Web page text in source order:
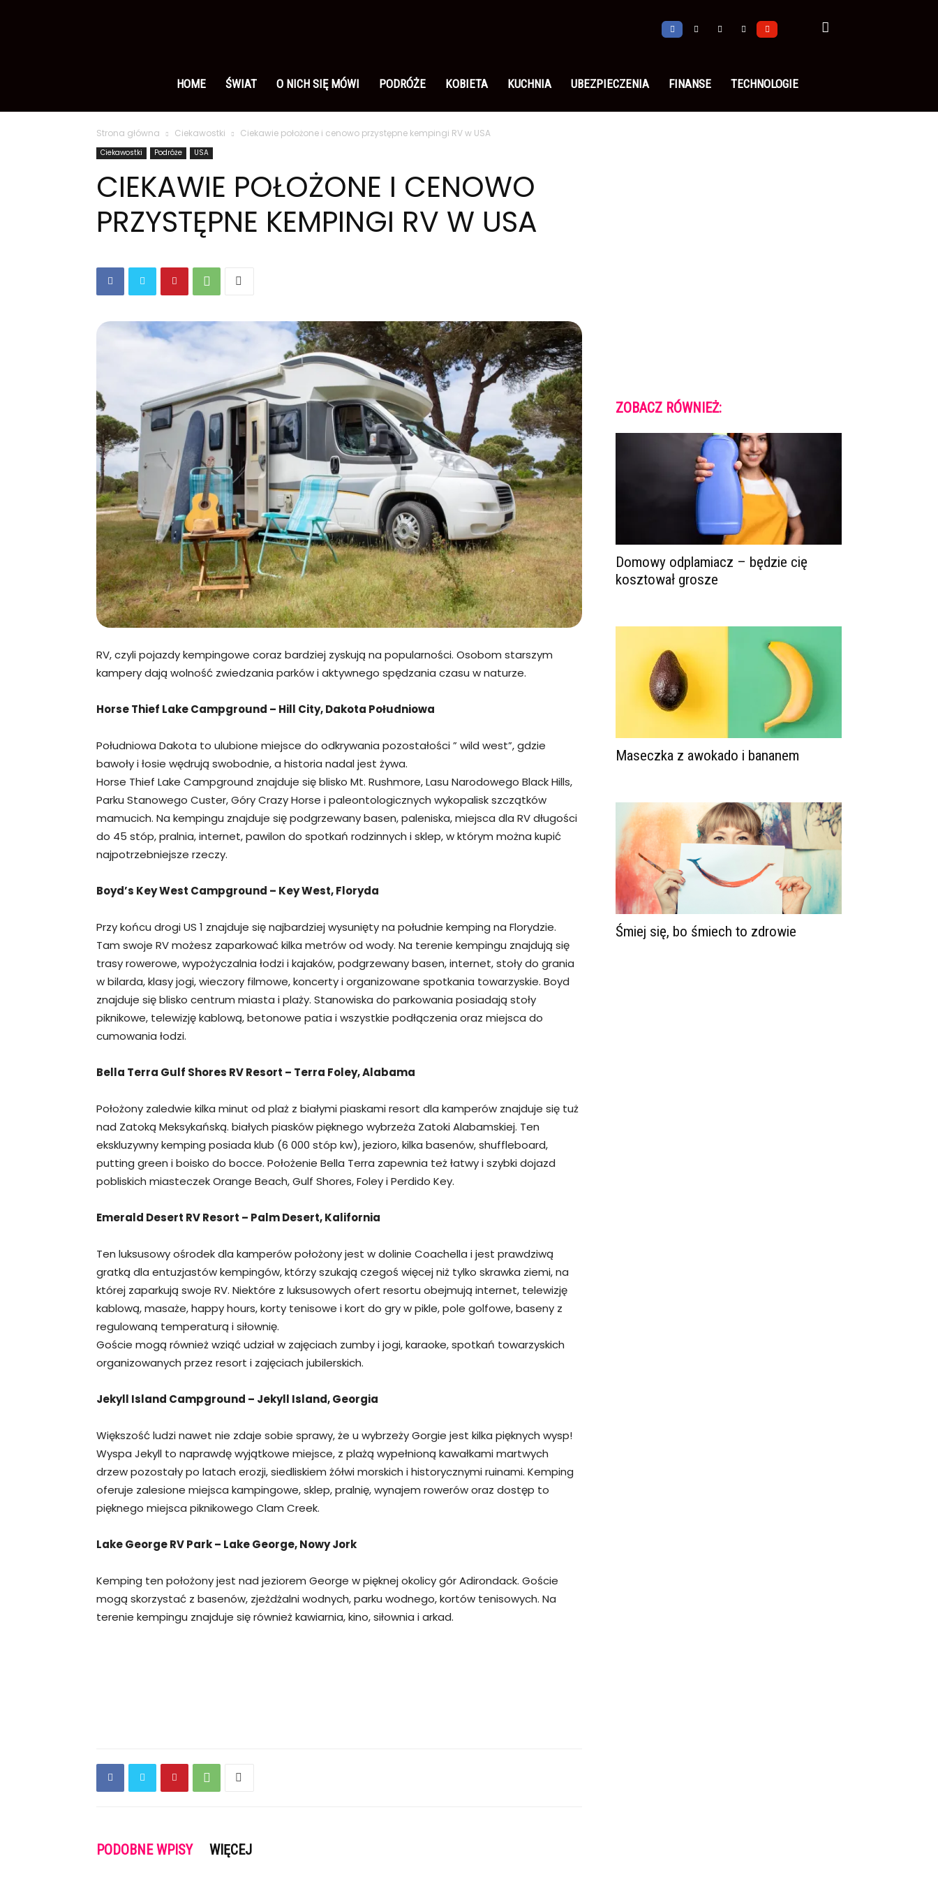
polsku
HOME ŚWIAT O NICH SIĘ MÓWI PODRÓŻE KOBIETA KUCHNIA UBEZPIECZENIA FINANSE TECHNOLOGIE
Strona główna Ciekawostki Ciekawie położone i cenowo przystępne kempingi RV w USA
Ciekawostki Podróże USA
CIEKAWIE POŁOŻONE I CENOWO
PRZYSTĘPNE KEMPINGI RV W USA
RV, czyli pojazdy kempingowe coraz bardziej zyskują na popularności. Osobom starszym
kampery dają wolność zwiedzania parków i aktywnego spędzania czasu w naturze.
Horse Thief Lake Campground – Hill City, Dakota Południowa
Południowa Dakota to ulubione miejsce do odkrywania pozostałości ” wild west”, gdzie
bawoły i łosie wędrują swobodnie, a historia nadal jest żywa.
Horse Thief Lake Campground znajduje się blisko Mt. Rushmore, Lasu Narodowego Black Hills,
Parku Stanowego Custer, Góry Crazy Horse i paleontologicznych wykopalisk szczątków
mamucich. Na kempingu znajduje się podgrzewany basen, paleniska, miejsca dla RV długości
do 45 stóp, pralnia, internet, pawilon do spotkań rodzinnych i sklep, w którym można kupić
najpotrzebniejsze rzeczy.
Boyd’s Key West Campground – Key West, Floryda
Przy końcu drogi US 1 znajduje się najbardziej wysunięty na południe kemping na Florydzie.
Tam swoje RV możesz zaparkować kilka metrów od wody. Na terenie kempingu znajdują się
trasy rowerowe, wypożyczalnia łodzi i kajaków, podgrzewany basen, internet, stoły do grania
w bilarda, klasy jogi, wieczory filmowe, koncerty i organizowane spotkania towarzyskie. Boyd
znajduje się blisko centrum miasta i plaży. Stanowiska do parkowania posiadają stoły
piknikowe, telewizję kablową, betonowe patia i wszystkie podłączenia oraz miejsca do
cumowania łodzi.
Bella Terra Gulf Shores RV Resort – Terra Foley, Alabama
Położony zaledwie kilka minut od plaż z białymi piaskami resort dla kamperów znajduje się tuż
nad Zatoką Meksykańską. białych piasków pięknego wybrzeża Zatoki Alabamskiej. Ten
ekskluzywny kemping posiada klub (6 000 stóp kw), jezioro, kilka basenów, shuffleboard,
putting green i boisko do bocce. Położenie Bella Terra zapewnia też łatwy i szybki dojazd
pobliskich miasteczek Orange Beach, Gulf Shores, Foley i Perdido Key.
Emerald Desert RV Resort – Palm Desert, Kalifornia
Ten luksusowy ośrodek dla kamperów położony jest w dolinie Coachella i jest prawdziwą
gratką dla entuzjastów kempingów, którzy szukają czegoś więcej niż tylko skrawka ziemi, na
której zaparkują swoje RV. Niektóre z luksusowych ofert resortu obejmują internet, telewizję
kablową, masaże, happy hours, korty tenisowe i kort do gry w pikle, pole golfowe, baseny z
regulowaną temperaturą i siłownię.
Goście mogą również wziąć udział w zajęciach zumby i jogi, karaoke, spotkań towarzyskich
organizowanych przez resort i zajęciach jubilerskich.
Jekyll Island Campground – Jekyll Island, Georgia
Większość ludzi nawet nie zdaje sobie sprawy, że u wybrzeży Gorgie jest kilka pięknych wysp!
Wyspa Jekyll to naprawdę wyjątkowe miejsce, z plażą wypełnioną kawałkami martwych
drzew pozostały po latach erozji, siedliskiem żółwi morskich i historycznymi ruinami. Kemping
oferuje zalesione miejsca kampingowe, sklep, pralnię, wynajem rowerów oraz dostęp to
pięknego miejsca piknikowego Clam Creek.
Lake George RV Park – Lake George, Nowy Jork
Kemping ten położony jest nad jeziorem George w pięknej okolicy gór Adirondack. Goście
mogą skorzystać z basenów, zjeżdżalni wodnych, parku wodnego, kortów tenisowych. Na
terenie kempingu znajduje się również kawiarnia, kino, siłownia i arkad.
PODOBNE WPISY WIĘCEJ
ZOBACZ RÓWNIEŻ:
Domowy odplamiacz – będzie cię
kosztował grosze
Maseczka z awokado i bananem
Śmiej się, bo śmiech to zdrowie